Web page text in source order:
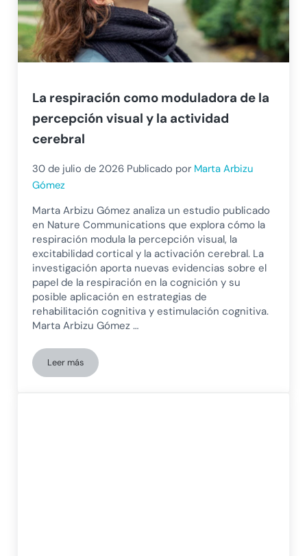
La respiración como moduladora de la
percepción visual y la actividad
cerebral
30 de julio de 2026 Publicado por Marta Arbizu
Gómez
Marta Arbizu Gómez analiza un estudio publicado
en Nature Communications que explora cómo la
respiración modula la percepción visual, la
excitabilidad cortical y la activación cerebral. La
investigación aporta nuevas evidencias sobre el
papel de la respiración en la cognición y su
posible aplicación en estrategias de
rehabilitación cognitiva y estimulación cognitiva.
Marta Arbizu Gómez …
Leer másLa respiración como moduladora de la percepción visual y